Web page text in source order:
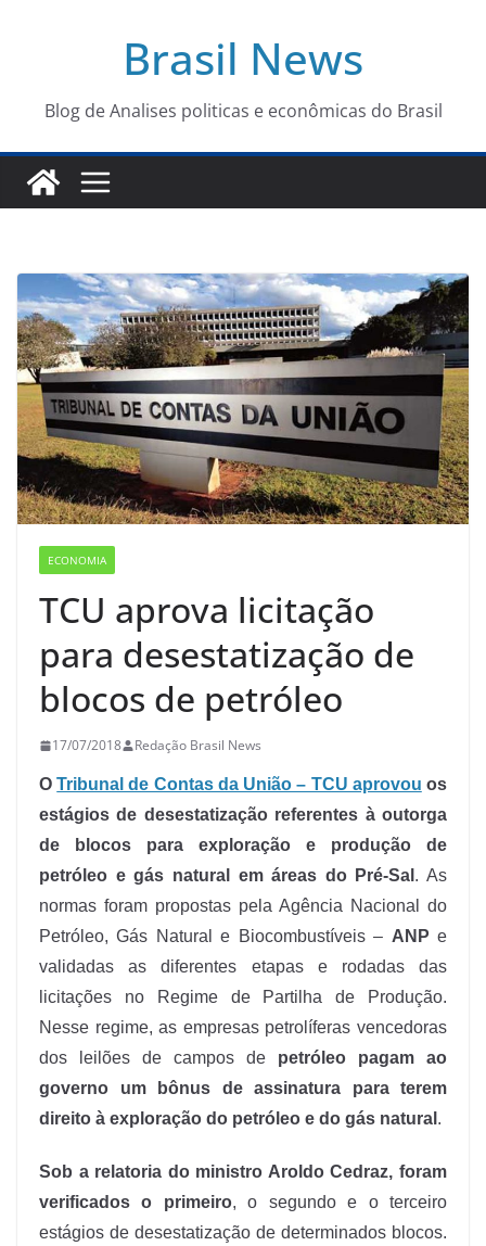
conteúdo
Brasil News
Blog de Analises politicas e econômicas do Brasil
ECONOMIA
TCU aprova licitação
para desestatização de
blocos de petróleo
17/07/2018 Redação Brasil News
OTribunal de Contas da União – TCU aprovou os
estágios de desestatização referentes à outorga
de blocos para exploração e produção de
petróleo e gás natural em áreas do Pré-Sal . As
normas foram propostas pela Agência Nacional do
Petróleo, Gás Natural e Biocombustíveis – ANP e
validadas as diferentes etapas e rodadas das
licitações no Regime de Partilha de Produção.
Nesse regime, as empresas petrolíferas vencedoras
dos leilões de campos de petróleo pagam ao
governo um bônus de assinatura para terem
direito à exploração do petróleo e do gás natural .
Sob a relatoria do ministro Aroldo Cedraz, foram
verificados o primeiro, o segundo e o terceiro
estágios de desestatização de determinados blocos.